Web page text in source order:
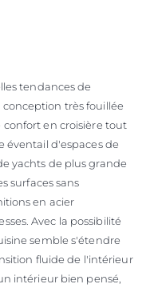
tendances de
très fouillée
confort en croisière tout
éventail d'espaces de
yachts de plus grande
surfaces sans
en acier
Avec la possibilité
semble s'étendre
fluide de l'intérieur
intérieur bien pensé,